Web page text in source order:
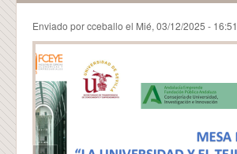
Enviado porcceballo el Mié, 03/12/2025 - 16:51